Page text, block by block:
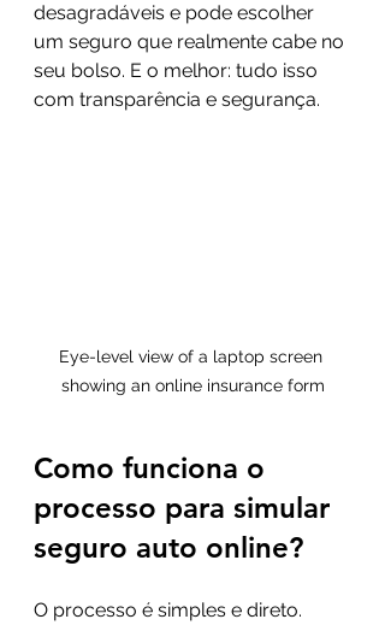
desagradáveis e pode escolher
um seguro que realmente cabe no
seu bolso. E o melhor: tudo isso
com transparência e segurança.
Eye-level view of a laptop screen
showing an online insurance form
Como funciona o
processo para simular
seguro auto online?
O processo é simples e direto.